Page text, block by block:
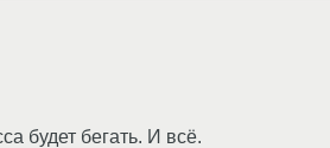
будет бегать. И всё.